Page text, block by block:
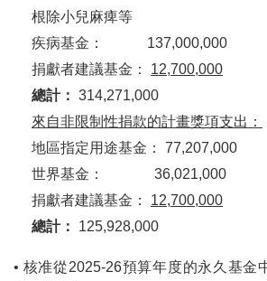
根除小兒麻痺等
疾病基金： 137,000,000
捐獻者建議基金： 12,700,000
總計： 314,271,000
來自非限制性捐款的計畫獎項支出：
地區指定用途基金： 77,207,000
世界基金： 36,021,000
捐獻者建議基金： 12,700,000
總計：
125,928,000
• 核准從2025-26預算年度的永久基金